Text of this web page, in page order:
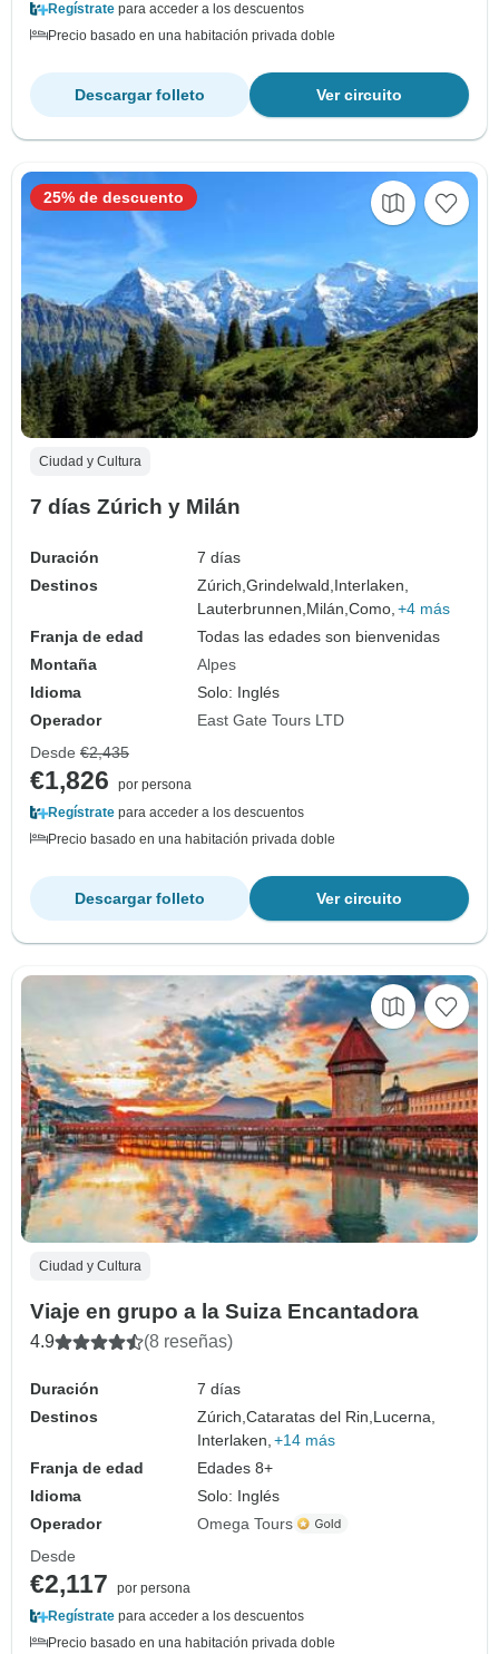
Regístrate para acceder a los descuentos
Precio basado en una habitación privada doble
Ver circuito
Descargar folleto
Ciudad y Cultura
7 días Zúrich y Milán
Duración
7 días
Destinos
Zúrich,Grindelwald,Interlaken,
Lauterbrunnen,Milán,Como, +4 más
Franja de edad
Todas las edades son bienvenidas
Montaña
Alpes
Idioma
Solo: Inglés
Operador
East Gate Tours LTD
25% de descuento
Desde €2,435
€1,826
por persona
Regístrate para acceder a los descuentos
Precio basado en una habitación privada doble
Ver circuito
Descargar folleto
Ciudad y Cultura
Viaje en grupo a la Suiza Encantadora
4.9 (8 reseñas)
Duración
7 días
Destinos
Zúrich,Cataratas del Rin, Lucerna,
Interlaken, +14 más
Franja de edad
Edades 8+
Idioma
Solo: Inglés
Operador
Omega Tours
Desde
€2,117
por persona
Regístrate para acceder a los descuentos
Precio basado en una habitación privada doble